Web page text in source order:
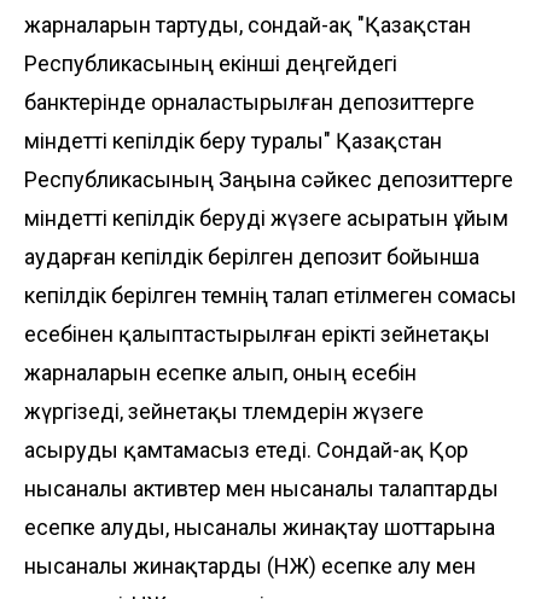
жарналарын тартуды, сондай-ақ "Қазақстан
Республикасының екінші деңгейдегі
банктерінде орналастырылған депозиттерге
міндетті кепілдік беру туралы" Қазақстан
Республикасының Заңына сәйкес депозиттерге
міндетті кепілдік беруді жүзеге асыратын ұйым
аударған кепілдік берілген депозит бойынша
кепілдік берілген өтемнің талап етілмеген сомасы
есебінен қалыптастырылған ерікті зейнетақы
жарналарын есепке алып, оның есебін
жүргізеді, зейнетақы төлемдерін жүзеге
асыруды қамтамасыз етеді. Сондай-ақ Қор
нысаналы активтер мен нысаналы талаптарды
есепке алуды, нысаналы жинақтау шоттарына
нысаналы жинақтарды (НЖ) есепке алу мен